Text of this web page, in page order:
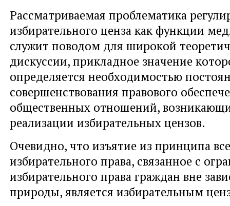
Рассматриваемая проблематика
избирательного ценза как функции
служит поводом для широкой
дискуссии, прикладное значение
определяется необходимостью
совершенствования правового
общественных отношений,
реализации избирательных цензов.
Очевидно, что изъятие из принципа
избирательного права, связанное с
избирательного права граждан вне
природы, является избирательным